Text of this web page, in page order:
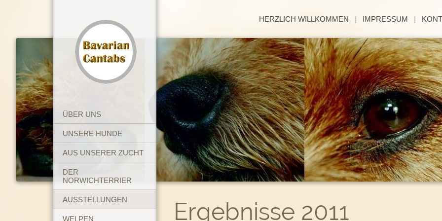
ÜBER UNS
UNSERE HUNDE
AUS UNSERER ZUCHT
DER
NORWICHTERRIER
AUSSTELLUNGEN
WELPEN
HERZLICH WILLKOMMEN | IMPRESSUM |
Ergebnisse 2011